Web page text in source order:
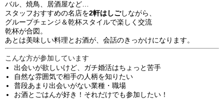
バル、焼鳥、居酒屋など…
スタッフおすすめの名店を2軒はしごしながら、
グループチェンジ＆乾杯スタイルで楽しく交流
乾杯が合図。
あとは美味しい料理とお酒が、会話のきっかけになります。
こんな方が参加しています
出会いが欲しいけど、ガチ婚活はちょっと苦手
自然な雰囲気で相手の人柄を知りたい
普段あまり出会いがない業種・職場
お酒とごはんが好き！それだけでも参加したい！